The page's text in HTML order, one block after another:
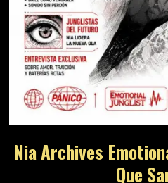
Nia Archives
Que